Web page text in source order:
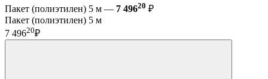
Пакет (полиэтилен) 5 м — 7 49620 ₽
Пакет (полиэтилен) 5 м
7 49620₽